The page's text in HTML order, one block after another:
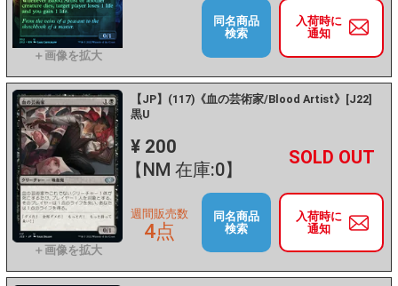
入荷時に
通知
同名商品
検索
【JP】(117)《血の芸術家/Blood Artist》[J22]
黒U
¥ 200
【NM 在庫:0】
－ +
入荷時に
通知
週間販売数
4点
同名商品
検索